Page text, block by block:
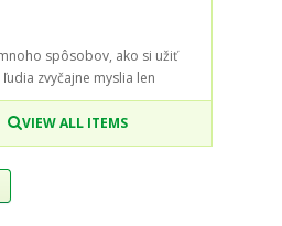
spôsobov, ako si užiť
ľudia zvyčajne myslia len
VIEW ALL ITEMS